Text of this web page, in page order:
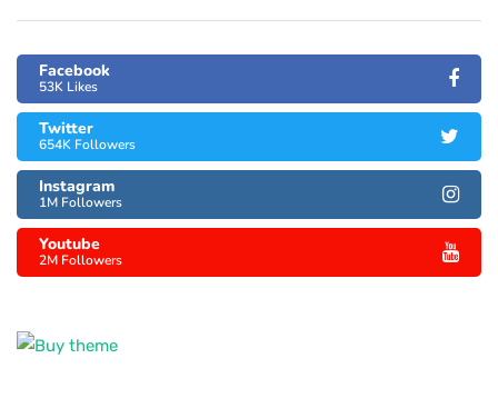
Facebook
53K Likes
Twitter
654K Followers
Instagram
1M Followers
Youtube
2M Followers